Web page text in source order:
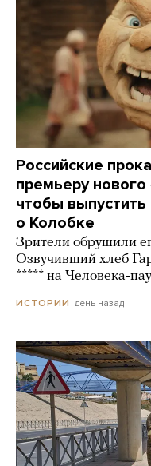
Российские
премьеру
чтобы
о Колобке
Зрители обрушили
Озвучивший хлеб
***** на Человека-
ИСТОРИИ день назад